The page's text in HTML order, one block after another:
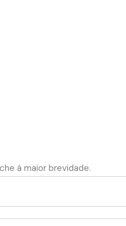
á maior brevidade.